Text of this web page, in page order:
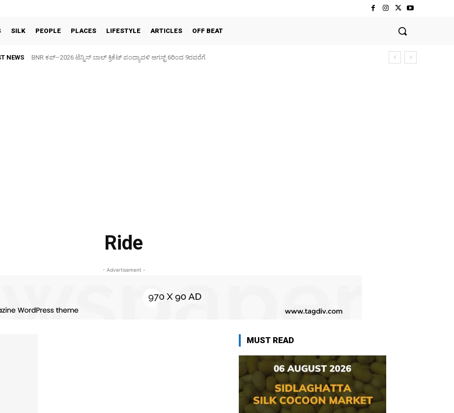
SILK PEOPLE PLACES LIFESTYLE ARTICLES OFF BEAT
NEWS BNR ಕಪ್–2026 ಟೆನ್ನಿಸ್ ಬಾಲ್ ಕ್ರಿಕೆಟ್ ಪಂದ್ಯಾವಳಿ ಆಗಸ್ಟ್ 6ರಿಂದ 9ರವರೆಗೆ
Ride
- Advertisement -
MUST READ